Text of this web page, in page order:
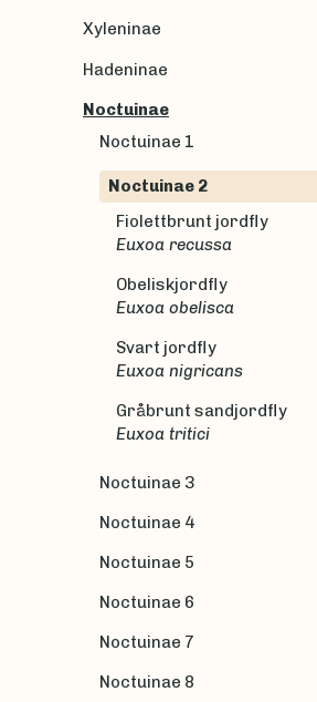
Xyleninae
Hadeninae
Noctuinae
Noctuinae 1
Noctuinae 2
Fiolettbrunt jordfly
Euxoa recussa
Obeliskjordfly
Euxoa obelisca
Svart jordfly
Euxoa nigricans
Gråbrunt sandjordfly
Euxoa tritici
Noctuinae 3
Noctuinae 4
Noctuinae 5
Noctuinae 6
Noctuinae 7
Noctuinae 8